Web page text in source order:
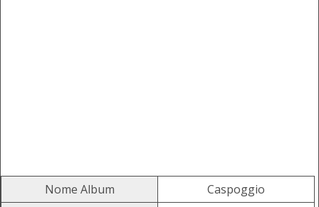
Nome Album
Caspoggio